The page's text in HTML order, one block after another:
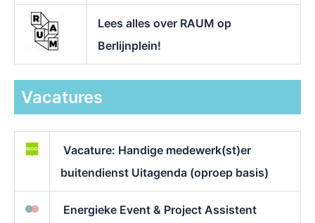
Lees alles over RAUM op
Berlijnplein!
Vacatures
Vacature: Handige medewerk(st)er
buitendienst Uitagenda (oproep basis)
Energieke Event & Project Assistent